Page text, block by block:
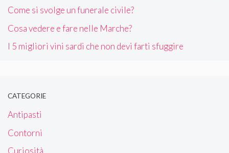
Come si svolge un funerale civile?
Cosa vedere e fare nelle Marche?
I 5 migliori vini sardi che non devi farti sfuggire
CATEGORIE
Antipasti
Contorni